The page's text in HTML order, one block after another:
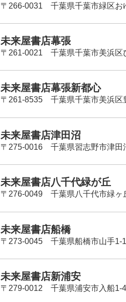
〒266-0031 千葉県千葉市緑区お
未来屋書店幕張
〒261-0021 千葉県千葉市美浜
未来屋書店幕張新都心
〒261-8535 千葉県千葉市美浜
未来屋書店津田沼
〒275-0016 千葉県習志野市津田
未来屋書店八千代緑が丘
〒276-0049 千葉県八千代市緑ヶ
未来屋書店船橋
〒273-0045 千葉県船橋市山手1-
未来屋書店新浦安
〒279-0012 千葉県浦安市入船1-